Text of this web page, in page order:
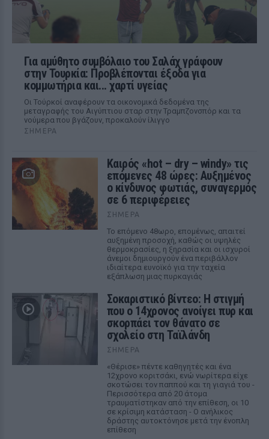
Για αμύθητο συμβόλαιο του Σαλάχ γράφουν
στην Τουρκία: Προβλέπονται έξοδα για
κομμωτήρια και... χαρτί υγείας
Οι Τούρκοί αναφέρουν τα οικονομικά δεδομένα της
μεταγραφής του Αιγύπτιου σταρ στην Τραμπζονσπόρ και τα
νούμερα που βγάζουν, προκαλούν ίλιγγο
ΣΉΜΕΡΑ
Καιρός «hot – dry – windy» τις
επόμενες 48 ώρες: Αυξημένος
ο κίνδυνος φωτιάς, συναγερμός
σε 6 περιφέρειες
ΣΉΜΕΡΑ
Το επόμενο 48ωρο, επομένως, απαιτεί
αυξημένη προσοχή, καθώς οι υψηλές
θερμοκρασίες, η ξηρασία και οι ισχυροί
άνεμοι δημιουργούν ένα περιβάλλον
ιδιαίτερα ευνοϊκό για την ταχεία
εξάπλωση μιας πυρκαγιάς
Σοκαριστικό βίντεο: Η στιγμή
που ο 14χρονος ανοίγει πυρ και
σκορπάει τον θάνατο σε
σχολείο στη Ταϊλάνδη
ΣΉΜΕΡΑ
«Θέρισε» πέντε καθηγητές και ένα
12χρονο κοριτσάκι, ενώ νωρίτερα είχε
σκοτώσει τον παππού και τη γιαγιά του -
Περισσότερα από 20 άτομα
τραυματίστηκαν από την επίθεση, οι 10
σε κρίσιμη κατάσταση - Ο ανήλικος
δράστης αυτοκτόνησε μετά την ένοπλη
επίθεση